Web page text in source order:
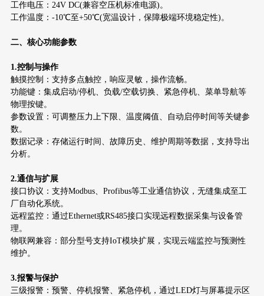
工作电压：24V DC(兼容空压机标准电源)。
工作温度：-10℃至+50℃(宽温设计，保障极端环境稳定性)。
二、核心功能参数
1.控制与操作
触摸控制：支持多点触控，响应灵敏，操作流畅。
功能键：集成启动/停机、负载/空载切换、紧急停机、菜单导航等
物理按键。
参数设置：可调整压力上下限、温度阈值、自动启停时间等关键参
数。
数据记录：存储运行时间、故障历史、维护周期等数据，支持导出
分析。
2.通信与扩展
接口协议：支持Modbus、Profibus等工业通信协议，无缝集成至工
厂自动化系统。
远程监控：通过Ethernet或RS485接口实现远程数据采集与设备管
理。
物联网兼容：部分型号支持IoT模块扩展，实现云端监控与预测性
维护。
3.报警与保护
三级报警：预警、停机报警、紧急停机，通过LED灯与屏幕提示区